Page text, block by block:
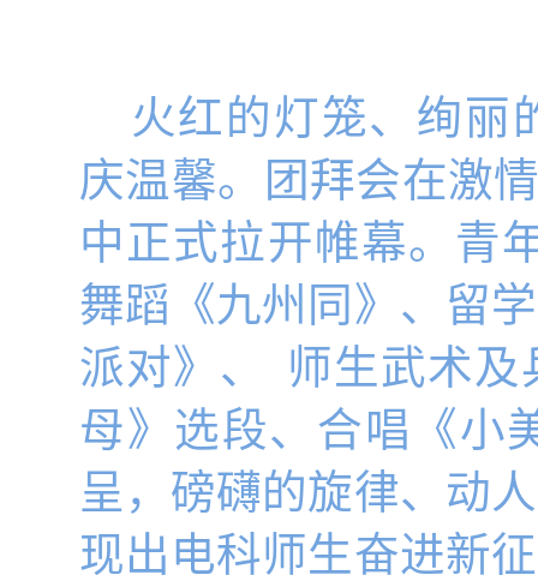
火红的灯笼、绚丽
庆温馨。团拜会在激
中正式拉开帷幕。青
舞蹈《九州同》、留
派对》、
师生武术
母》选段、合唱《小
呈，磅礴的旋律、动
现出电科师生奋进新